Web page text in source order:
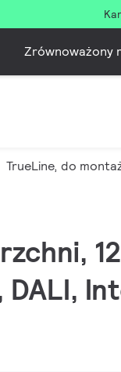
Zrównoważony
TrueLine, do
DALI,